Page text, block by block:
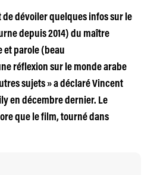
de dévoiler quelques infos sur le
depuis 2014) du maître
et parole (beau
réflexion sur le monde arabe
sujets » a déclaré Vincent
en décembre dernier. Le
que le film, tourné dans